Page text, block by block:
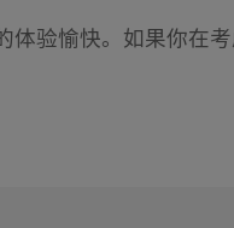
体验愉快。如果你在